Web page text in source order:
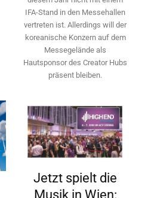
IFA-Stand in den Messehallen
vertreten ist. Allerdings will ­der
koreanische Konzern auf dem
Messegelände als
Hautsponsor des Creator Hubs
präsent bleiben.
Jetzt spielt die
Musik in Wien: